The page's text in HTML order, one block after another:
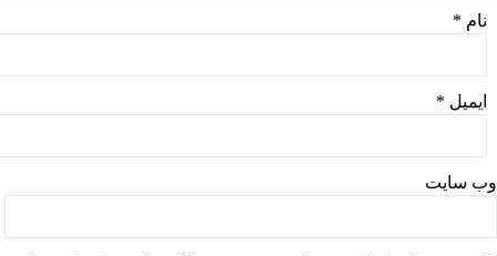
نام *
ایمیل *
وب‌ سایت